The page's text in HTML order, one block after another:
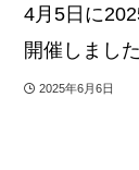
4月5日に
開催しまし
2025年6月6日